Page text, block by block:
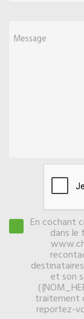
Message
En cochant
dans le
et son
traitement
reportez-